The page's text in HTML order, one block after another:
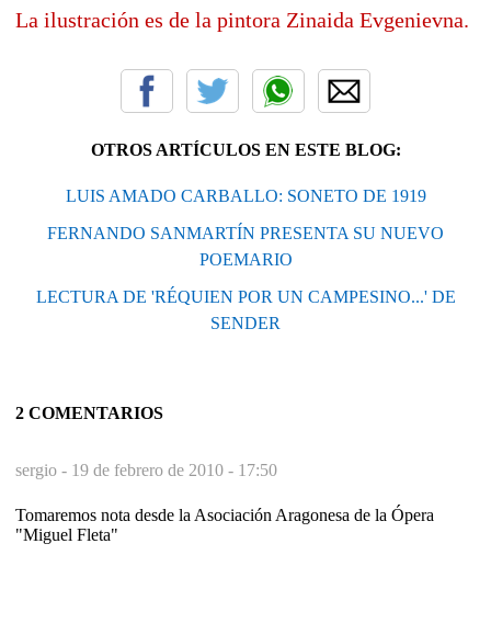
La ilustración es de la pintora Zinaida Evgenievna.
OTROS ARTÍCULOS EN ESTE BLOG:
LUIS AMADO CARBALLO: SONETO DE 1919
FERNANDO SANMARTÍN PRESENTA SU NUEVO
POEMARIO
LECTURA DE 'RÉQUIEN POR UN CAMPESINO...' DE
SENDER
2 COMENTARIOS
sergio - 19 de febrero de 2010 - 17:50
Tomaremos nota desde la Asociación Aragonesa de la Ópera
"Miguel Fleta"